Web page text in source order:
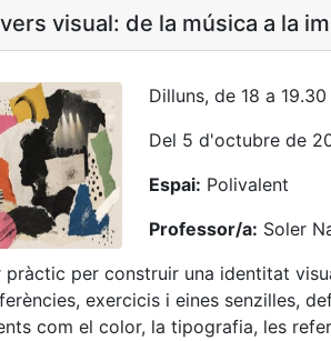
visual: de la música a la
Dilluns, de 18 a 19.30
Del 5 d'octubre de
Espai: Polivalent
Professor/a: Soler
pràctic per construir una identitat
exercicis i eines senzilles,
com el color, la tipografia, les